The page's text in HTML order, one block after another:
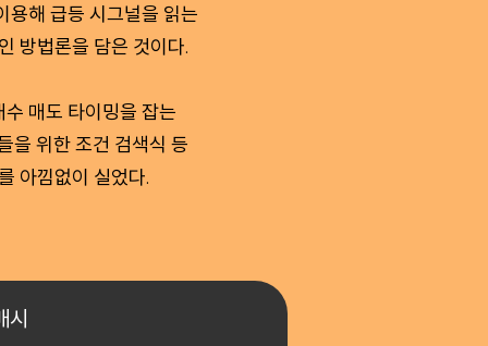
용해 급등 시그널을 읽는
방법론을 담은 것이다.
매도 타이밍을 잡는
을 위한 조건 검색식 등
아낌없이 실었다.
시